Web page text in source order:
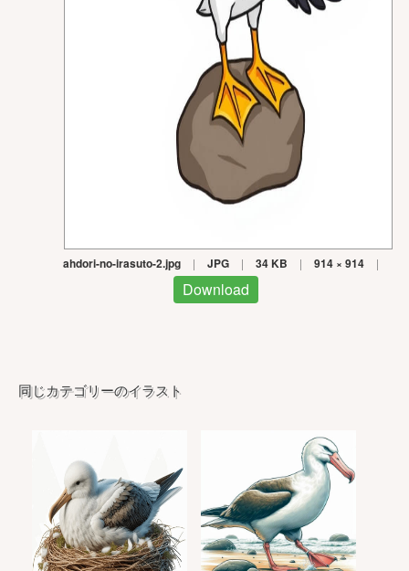
ahdori-no-irasuto-2.jpg | JPG | 34 KB | 914 × 914 |
Download
同じカテゴリーのイラスト